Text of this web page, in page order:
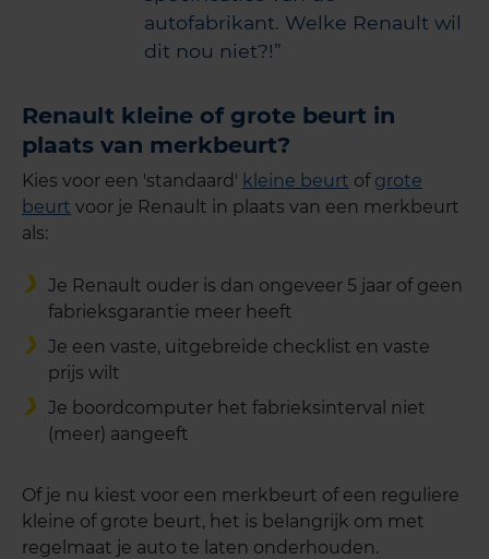
autofabrikant. Welke Renault wil
dit nou niet?!
Renault kleine of grote beurt in
plaats van merkbeurt?
Kies voor een 'standaard' kleine beurt of grote
beurt voor je Renault in plaats van een merkbeurt
als:
Je Renault ouder is dan ongeveer 5 jaar of geen
fabrieksgarantie meer heeft
Je een vaste, uitgebreide checklist en vaste
prijs wilt
Je boordcomputer het fabrieksinterval niet
(meer) aangeeft
Of je nu kiest voor een merkbeurt of een reguliere
kleine of grote beurt, het is belangrijk om met
regelmaat je auto te laten onderhouden.